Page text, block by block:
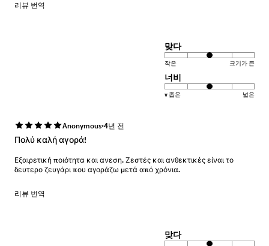
리뷰 번역
맞다
작은 크기가 큰
너비
v 좁은 넓은
Anonymous·4년 전
Πολύ καλή αγορά!
Εξαιρετική ποιότητα και ανεση. Ζεστές και ανθεκτικές είναι το
δευτερο ζευγάρι που αγοράζω μετά από χρόνια.
리뷰 번역
맞다